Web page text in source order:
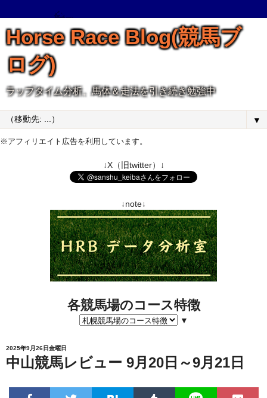
Horse Race Blog(競馬ブ
ログ)
ラップタイム分析、馬体＆走法を引き続き勉強中
▼
※アフィリエイト広告を利用しています。
↓X（旧twitter）↓
↓note↓
各競馬場のコース特徴
▼
2025年9月26日金曜日
中山競馬レビュー 9月20日～9月21日